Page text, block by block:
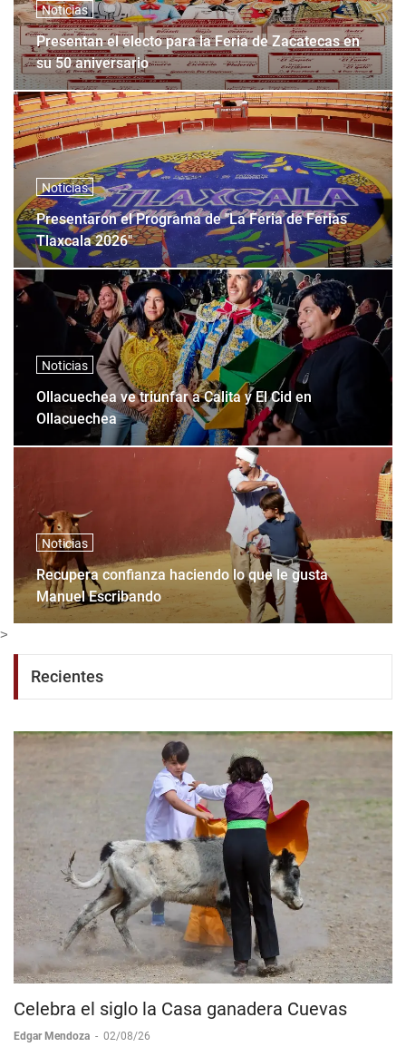
Noticias
Presentan el electo para la Feria de Zacatecas en
su 50 aniversario
Noticias
Presentaron el Programa de "La Feria de Ferias
Tlaxcala 2026"
Noticias
Ollacuechea ve triunfar a Calita y El Cid en
Ollacuechea
Noticias
Recupera confianza haciendo lo que le gusta
Manuel Escribando
>
Recientes
Celebra el siglo la Casa ganadera Cuevas
Edgar Mendoza - 02/08/26